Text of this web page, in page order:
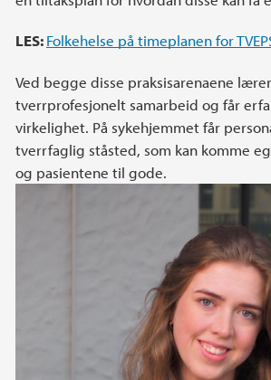
LES:Folkehelse på timeplanen for
Ved begge disse praksisarenaene
tverrprofesjonelt samarbeid og får
virkelighet. På sykehjemmet får
tverrfaglig ståsted, som kan komme
og pasientene til gode.